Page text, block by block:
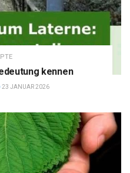
kennen
23 JANUAR 2026